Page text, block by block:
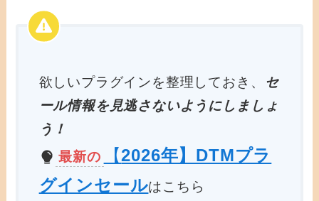
欲しいプラグインを整理しておき、
セ
ール情報を見逃さないようにしましょ
う！
最新の
【2026年】DTMプラ
グインセールはこちら